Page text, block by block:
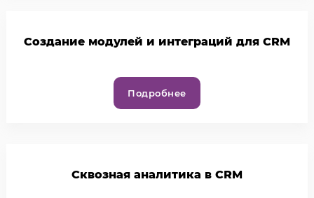
Создание модулей и интеграций для CRM
Подробнее
Cквозная аналитика в CRM